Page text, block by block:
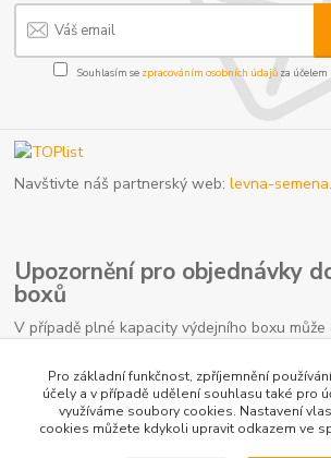
Souhlasím se zpracováním osobních údajůza účelem
Navštivte náš partnerský web:levna-
Upozornění pro objednávky
boxů
V případě plné kapacity výdejního boxu
touto možností, jelikož se nejedná o důvod k
Pro základní funkčnost, zpříjemnění
účely a v případě udělení souhlasu také pro
využíváme soubory cookies. Nastavení
cookies můžete kdykoli upravit odkazem ve